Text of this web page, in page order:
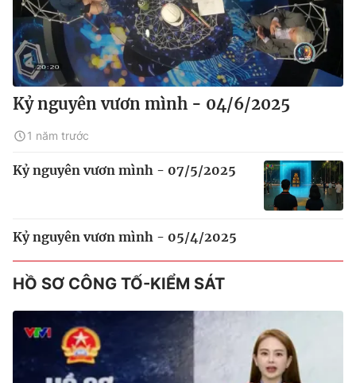
Kỷ nguyên vươn mình - 04/6/2025
1 năm trước
Kỷ nguyên vươn mình - 07/5/2025
Kỷ nguyên vươn mình - 05/4/2025
HỒ SƠ CÔNG TỐ-KIỂM SÁT